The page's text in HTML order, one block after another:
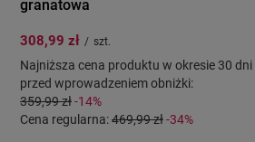
308,99 zł / szt.
Najniższa cena produktu w okresie 30 dni
przed wprowadzeniem obniżki:
359,99 zł-14%
Cena regularna:469,99 zł-34%